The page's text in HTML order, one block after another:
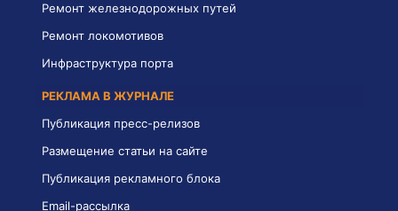
Ремонт железнодорожных путей
Ремонт локомотивов
Инфраструктура порта
РЕКЛАМА В ЖУРНАЛЕ
Публикация пресс-релизов
Размещение статьи на сайте
Публикация рекламного блока
Email-рассылка